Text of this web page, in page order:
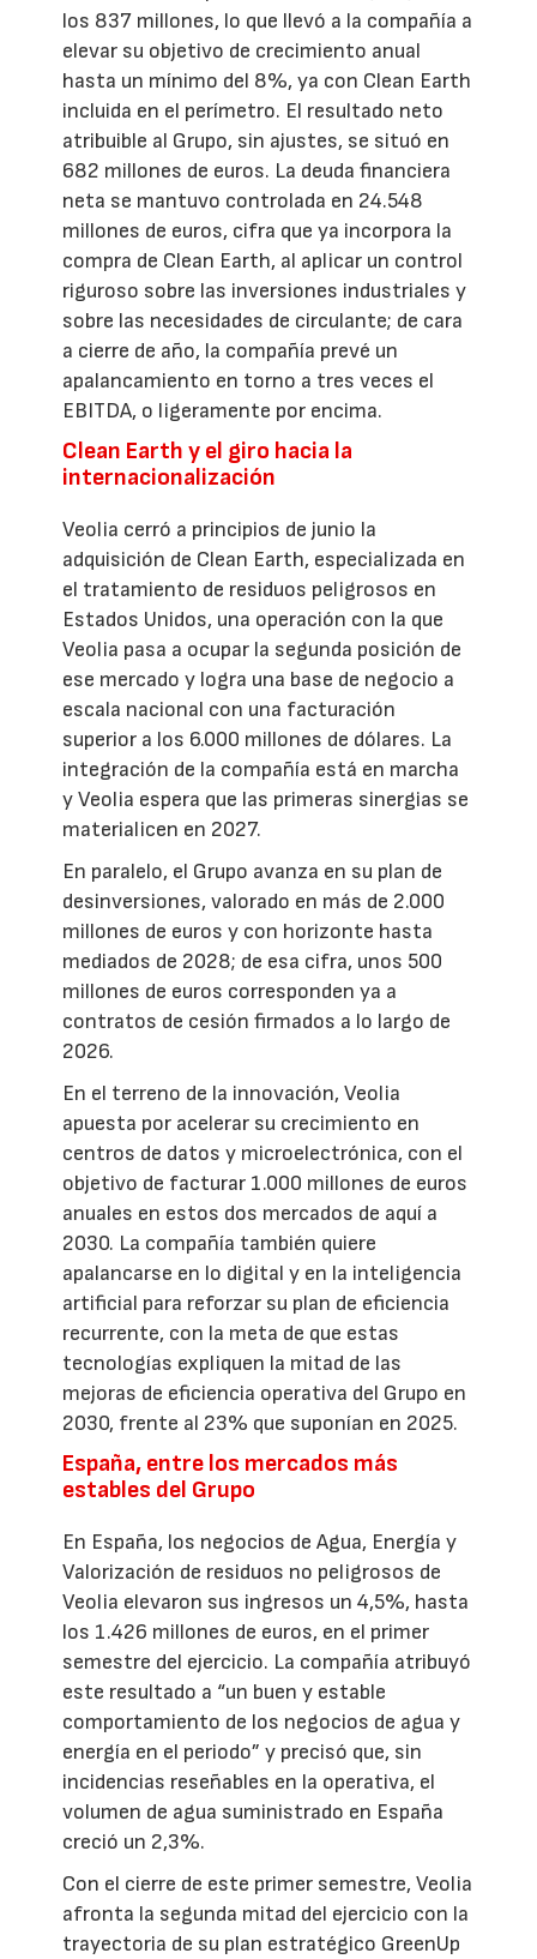
los 837 millones, lo que llevó a la compañía a
elevar su objetivo de crecimiento anual
hasta un mínimo del 8%, ya con Clean Earth
incluida en el perímetro. El resultado neto
atribuible al Grupo, sin ajustes, se situó en
682 millones de euros. La deuda financiera
neta se mantuvo controlada en 24.548
millones de euros, cifra que ya incorpora la
compra de Clean Earth, al aplicar un control
riguroso sobre las inversiones industriales y
sobre las necesidades de circulante; de cara
a cierre de año, la compañía prevé un
apalancamiento en torno a tres veces el
EBITDA, o ligeramente por encima.
Clean Earth y el giro hacia la
internacionalización
Veolia cerró a principios de junio la
adquisición de Clean Earth, especializada en
el tratamiento de residuos peligrosos en
Estados Unidos, una operación con la que
Veolia pasa a ocupar la segunda posición de
ese mercado y logra una base de negocio a
escala nacional con una facturación
superior a los 6.000 millones de dólares. La
integración de la compañía está en marcha
y Veolia espera que las primeras sinergias se
materialicen en 2027.
En paralelo, el Grupo avanza en su plan de
desinversiones, valorado en más de 2.000
millones de euros y con horizonte hasta
mediados de 2028; de esa cifra, unos 500
millones de euros corresponden ya a
contratos de cesión firmados a lo largo de
2026.
En el terreno de la innovación, Veolia
apuesta por acelerar su crecimiento en
centros de datos y microelectrónica, con el
objetivo de facturar 1.000 millones de euros
anuales en estos dos mercados de aquí a
2030. La compañía también quiere
apalancarse en lo digital y en la inteligencia
artificial para reforzar su plan de eficiencia
recurrente, con la meta de que estas
tecnologías expliquen la mitad de las
mejoras de eficiencia operativa del Grupo en
2030, frente al 23% que suponían en 2025.
España, entre los mercados más
estables del Grupo
En España, los negocios de Agua, Energía y
Valorización de residuos no peligrosos de
Veolia elevaron sus ingresos un 4,5%, hasta
los 1.426 millones de euros, en el primer
semestre del ejercicio. La compañía atribuyó
este resultado a “un buen y estable
comportamiento de los negocios de agua y
energía en el periodo” y precisó que, sin
incidencias reseñables en la operativa, el
volumen de agua suministrado en España
creció un 2,3%.
Con el cierre de este primer semestre, Veolia
afronta la segunda mitad del ejercicio con la
trayectoria de su plan estratégico GreenUp